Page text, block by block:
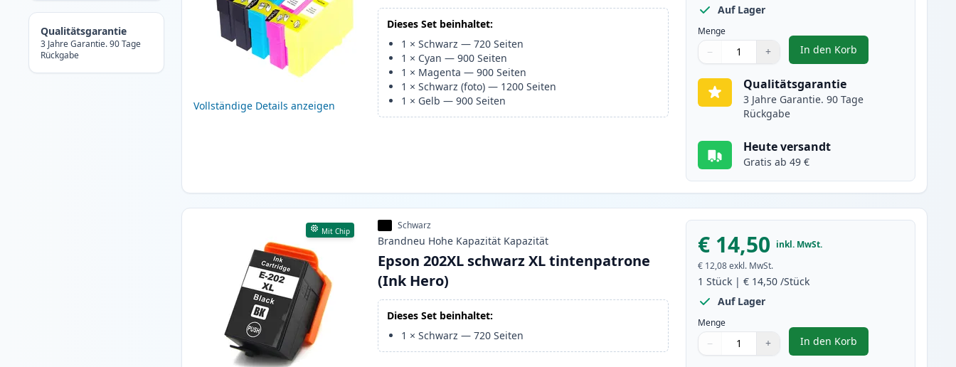
Qualitätsgarantie
3 Jahre Garantie. 90 Tage
Rückgabe
Vollständige Details anzeigen
Dieses Set beinhaltet:
1 ×Schwarz —720 Seiten
1 × Cyan —900 Seiten
1 × Magenta —900 Seiten
1 ×Schwarz (foto) — 1200 Seiten
1 × Gelb —900 Seiten
Auf Lager
Menge
Menge
Verwenden Sie die Tasten, um anzupassen
− +
Menge 1
In den Korb
, 5 stück Epson 202 XL
Qualitätsgarantie
3 Jahre Garantie. 90 Tage
Rückgabe
Heute versandt
Gratis ab 49 €
Mit Chip Schwarz
Brandneu Hohe Kapazität Kapazität
Epson 202XL schwarz XL tintenpatrone
(Ink Hero)
Dieses Set beinhaltet:
1 ×Schwarz —720 Seiten
€ 14,50 inkl. MwSt.
€ 12,08 exkl. MwSt.
1 Stück |€ 14,50 /Stück
Auf Lager
Menge
Menge
Verwenden Sie die Tasten, um anzupassen
− +
Menge 1
In den Korb
, Epson 202XL schwarz